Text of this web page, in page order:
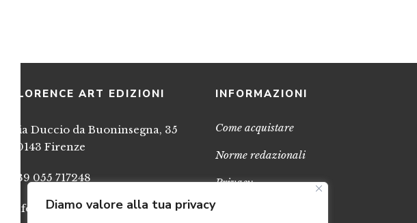
Diamo valore alla tua privacy
FLORENCE ART EDIZIONI
Via Duccio da Buoninsegna, 35
50143 Firenze
+39 055 717248
info@FlorenceArtEdizioni.com
INFORMAZIONI
Come acquistare
Norme redazionali
Privacy